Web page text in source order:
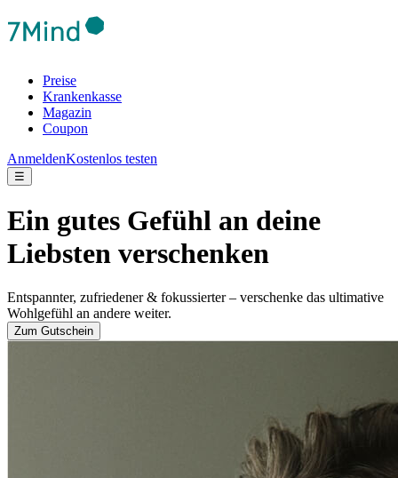
Preise
Krankenkasse
Magazin
Coupon
AnmeldenKostenlos testen
☰
Ein gutes Gefühl an deine
Liebsten verschenken
Entspannter, zufriedener & fokussierter – verschenke das ultimative
Wohlgefühl an andere weiter.
Zum Gutschein